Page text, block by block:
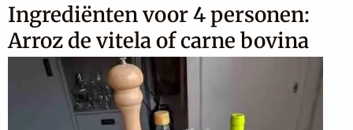
Ingrediënten voor 4 personen:
Arroz de vitela of carne bovina